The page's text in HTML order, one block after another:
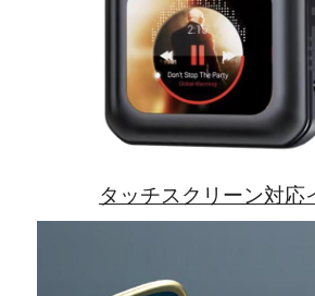
タッチスクリーン対応